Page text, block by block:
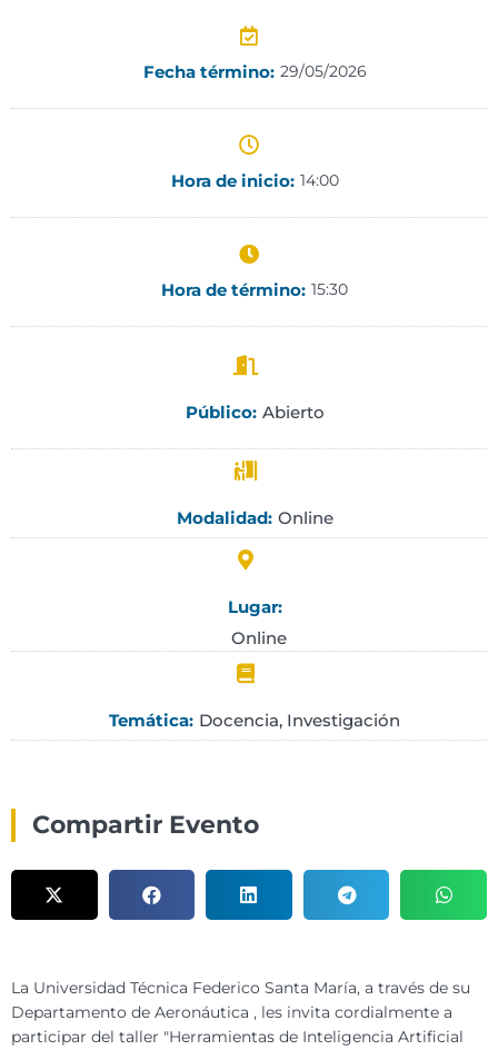
La Universidad Técnica Federico Santa María, a través de su
Departamento de Aeronáutica , les invita cordialmente a
participar del taller "Herramientas de Inteligencia Artificial
Fecha término: 29/05/2026
Hora de inicio: 14:00
Hora de término: 15:30
Público: Abierto
Modalidad: Online
Lugar:
Online
Temática: Docencia, Investigación
Compartir Evento